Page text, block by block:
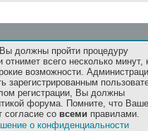
должны пройти процедуру
отнимет всего несколько минут,
возможности.
зарегистрированным
регистрации, Вы должны
форума. Помните, что Ваше
согласие со всеми правилами.
о конфиденциальности